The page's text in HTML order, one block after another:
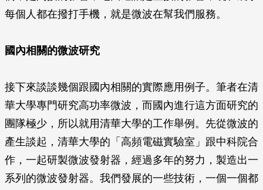
每個人都在撥打手機，就是微波在幫我們服務。
國內相關的微波研究
接下來談談幾個跟國內相關的實際應用例子。筆者在清
華大學專門研究高功率微波，而國內進行這方面研究的
團隊極少，所以就用清華大學的工作舉例。先從微波的
產生談起，清華大學的「高頻電磁實驗室」跟中科院合
作，一起研製微波發射器，經過多年的努力，製造出一
系列的微波發射器。我們發展的一些技術，一個一個都